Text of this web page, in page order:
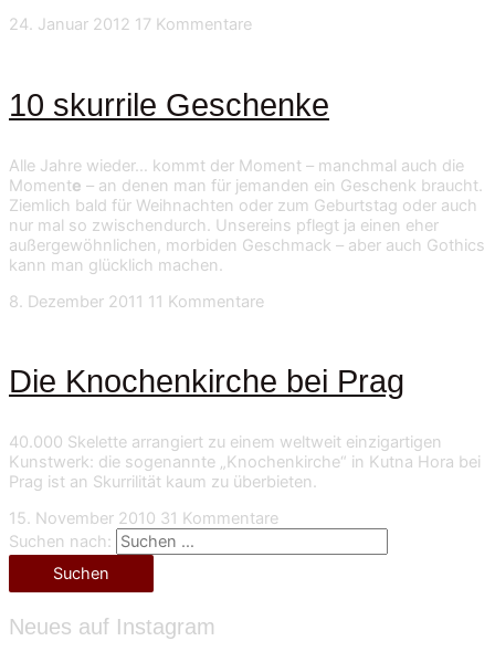
24. Januar 2012 17 Kommentare
10 skurrile Geschenke
Alle Jahre wieder… kommt der Moment – manchmal auch die
Momente – an denen man für jemanden ein Geschenk braucht.
Ziemlich bald für Weihnachten oder zum Geburtstag oder auch
nur mal so zwischendurch. Unsereins pflegt ja einen eher
außergewöhnlichen, morbiden Geschmack – aber auch Gothics
kann man glücklich machen.
8. Dezember 2011 11 Kommentare
Die Knochenkirche bei Prag
40.000 Skelette arrangiert zu einem weltweit einzigartigen
Kunstwerk: die sogenannte „Knochenkirche“ in Kutna Hora bei
Prag ist an Skurrilität kaum zu überbieten.
15. November 2010 31 Kommentare
Suchen nach:
Neues auf Instagram